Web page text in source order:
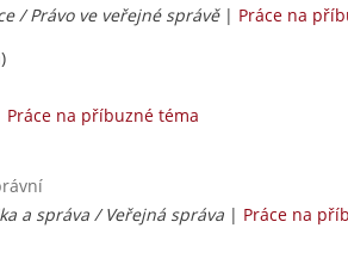
/ Právo ve veřejné správě| Práce na
Práce na příbuzné téma
a správa / Veřejná správa | Práce na